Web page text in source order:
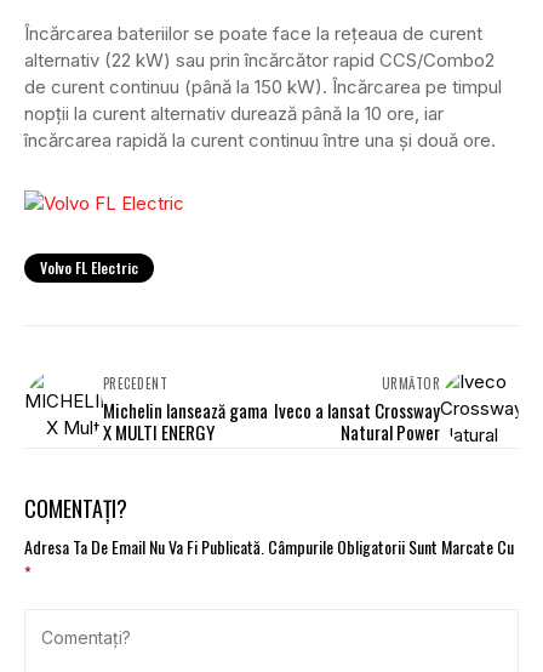
Încărcarea bateriilor se poate face la rețeaua de curent
alternativ (22 kW) sau prin încărcător rapid CCS/Combo2
de curent continuu (până la 150 kW). Încărcarea pe timpul
nopții la curent alternativ durează până la 10 ore, iar
încărcarea rapidă la curent continuu între una și două ore.
Volvo FL Electric
PRECEDENT
Michelin lansează gama
X MULTI ENERGY
URMĂTOR
Iveco a lansat Crossway
Natural Power
COMENTAȚI?
Adresa Ta De Email Nu Va Fi Publicată. Câmpurile Obligatorii Sunt Marcate Cu
*